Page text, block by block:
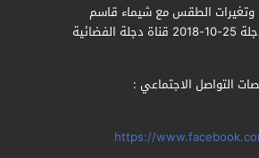
وتغيرات الطقس مع شيماء قاسم
التواصل الاجتماعي :
https://